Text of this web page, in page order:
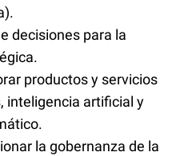
decisiones para la
productos y servicios
inteligencia artificial y
la gobernanza de la